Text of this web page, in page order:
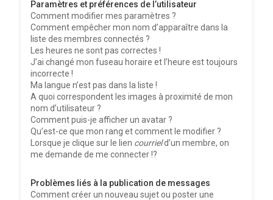
Paramètres et préférences de l’utilisateur
Comment modifier mes paramètres ?
Comment empêcher mon nom d’apparaître dans la
liste des membres connectés ?
Les heures ne sont pas correctes !
J’ai changé mon fuseau horaire et l’heure est toujours
incorrecte !
Ma langue n’est pas dans la liste !
A quoi correspondent les images à proximité de mon
nom d’utilisateur ?
Comment puis-je afficher un avatar ?
Qu’est-ce que mon rang et comment le modifier ?
Lorsque je clique sur le lien courrield’un membre, on
me demande de me connecter !?
Problèmes liés à la publication de messages
Comment créer un nouveau sujet ou poster une